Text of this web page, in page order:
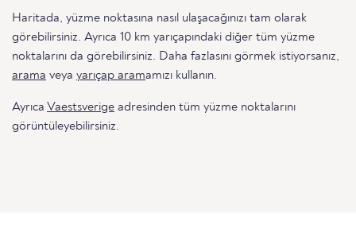
Haritada, yüzme noktasına nasıl ulaşacağınızı tam olarak
görebilirsiniz. Ayrıca 10 km yarıçapındaki diğer tüm yüzme
noktalarını da görebilirsiniz. Daha fazlasını görmek istiyorsanız,
arama veya yarıçap aramamızı kullanın.
Ayrıca Vaestsverige adresinden tüm yüzme noktalarını
görüntüleyebilirsiniz.